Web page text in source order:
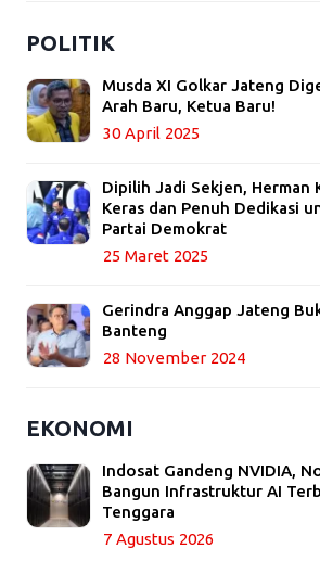
POLITIK
Musda XI Golkar Jateng
Arah Baru, Ketua Baru!
30 April 2025
Dipilih Jadi Sekjen, Herman
Keras dan Penuh Dedikasi
Partai Demokrat
25 Maret 2025
Gerindra Anggap Jateng
Banteng
28 November 2024
EKONOMI
Indosat Gandeng NVIDIA,
Bangun Infrastruktur AI
Tenggara
7 Agustus 2026